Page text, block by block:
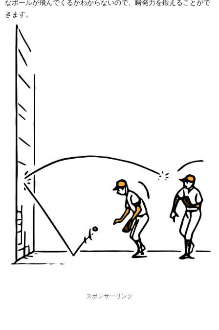
なボールが飛んでくるかわからないので、瞬発力を鍛えることがで
きます。
スポンサーリンク